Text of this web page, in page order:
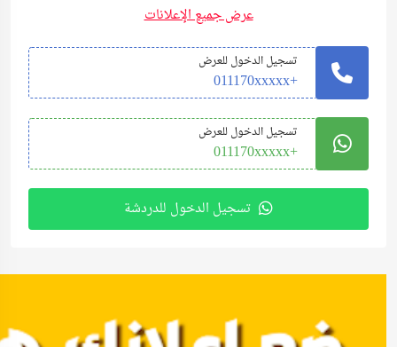
عرض جميع الإعلانات
تسجيل الدخول للعرض
+011170xxxxx
تسجيل الدخول للعرض
+011170xxxxx
تسجيل الدخول للدردشة